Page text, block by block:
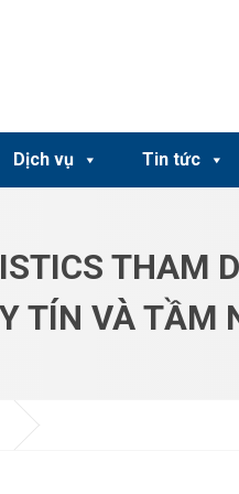
Dịch vụ Tin tức
THAM
TÍN VÀ TẦM